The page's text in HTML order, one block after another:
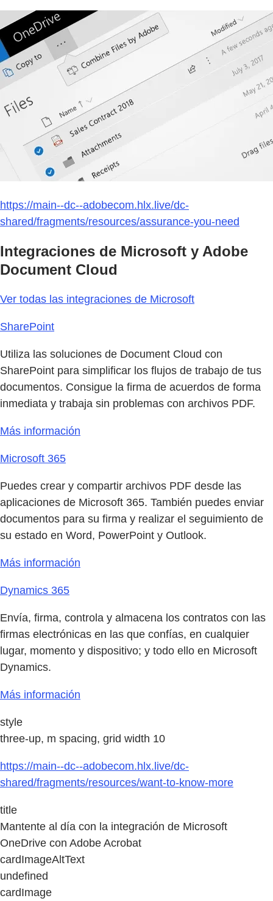
https://main--dc--adobecom.hlx.live/dc-
shared/fragments/resources/assurance-you-need
Integraciones de Microsoft y Adobe
Document Cloud
Ver todas las integraciones de Microsoft
SharePoint
Utiliza las soluciones de Document Cloud con
SharePoint para simplificar los flujos de trabajo de tus
documentos. Consigue la firma de acuerdos de forma
inmediata y trabaja sin problemas con archivos PDF.
Más información
Microsoft 365
Puedes crear y compartir archivos PDF desde las
aplicaciones de Microsoft 365. También puedes enviar
documentos para su firma y realizar el seguimiento de
su estado en Word, PowerPoint y Outlook.
Más información
Dynamics 365
Envía, firma, controla y almacena los contratos con las
firmas electrónicas en las que confías, en cualquier
lugar, momento y dispositivo; y todo ello en Microsoft
Dynamics.
Más información
style
three-up, m spacing, grid width 10
https://main--dc--adobecom.hlx.live/dc-
shared/fragments/resources/want-to-know-more
title
Mantente al día con la integración de Microsoft
OneDrive con Adobe Acrobat
cardImageAltText
undefined
cardImage